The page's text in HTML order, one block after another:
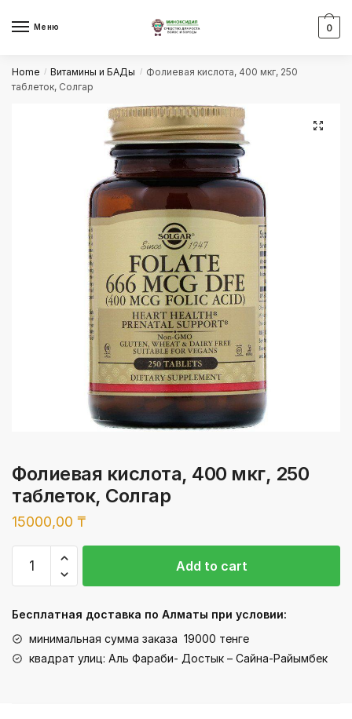
Меню 0
Home / Витамины и БАДы / Фолиевая кислота, 400 мкг, 250
таблеток, Солгар
Фолиевая кислота, 400 мкг, 250
таблеток, Солгар
15000,00 ₸
Фолиевая
кислота,
мкг,
таблеток,
Солгар
Add to cart
Бесплатная доставка по Алматы при условии:
минимальная сумма заказа 19000 тенге
квадрат улиц: Аль Фараби- Достык – Сайна-Райымбек